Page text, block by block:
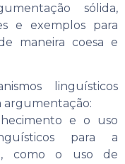
sólida,
e exemplos para
maneira coesa e
linguísticos
argumentação:
e o uso
para a
como o uso de